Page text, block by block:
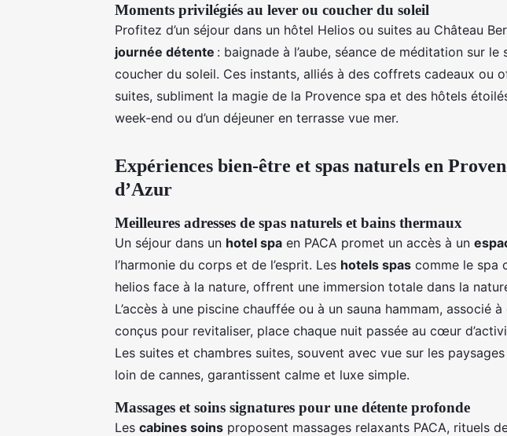
Moments privilégiés au lever ou coucher du soleil
Profitez d’un séjour dans un hôtel Helios ou suites au Château
journée détente : baignade à l’aube, séance de méditation sur
coucher du soleil. Ces instants, alliés à des coffrets cadeaux ou
suites, subliment la magie de la Provence spa et des hôtels
week-end ou d’un déjeuner en terrasse vue mer.
Expériences bien-être et spas naturels en
d’Azur
Meilleures adresses de spas naturels et bains thermaux
Un séjour dans un hotel spa en PACA promet un accès à un
l’harmonie du corps et de l’esprit. Les hotels spas comme le spa
helios face à la nature, offrent une immersion totale dans la
L’accès à une piscine chauffée ou à un sauna hammam, associé
conçus pour revitaliser, place chaque nuit passée au cœur
Les suites et chambres suites, souvent avec vue sur les
loin de cannes, garantissent calme et luxe simple.
Massages et soins signatures pour une détente profonde
Les cabines soins proposent massages relaxants PACA, rituels